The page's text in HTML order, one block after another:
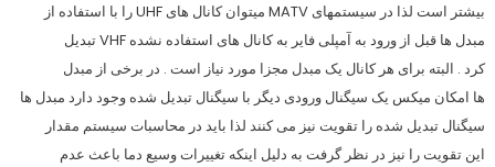
بیشتر است لذا در سیستمهای MATV میتوان کانال های UHF را با استفاده از
مبدل ها قبل از ورود به آمپلی فایر به کانال های استفاده نشده VHF تبدیل
کرد . البته برای هر کانال یک مبدل مجزا مورد نیاز است . در برخی از مبدل
ها امکان میکس یک سیگنال ورودی دیگر با سیگنال تبدیل شده وجود دارد مبدل ها
سیگنال تبدیل شده را تقویت نیز می کنند لذا باید در محاسبات سیستم مقدار
این تقویت را نیز در نظر گرفت به دلیل اینکه تغییرات وسیع دما باعث عدم